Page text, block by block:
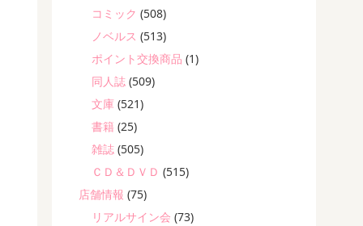
コミック (508)
ノベルス (513)
ポイント交換商品 (1)
同人誌 (509)
文庫 (521)
書籍 (25)
雑誌 (505)
ＣＤ＆ＤＶＤ (515)
店舗情報 (75)
リアルサイン会 (73)